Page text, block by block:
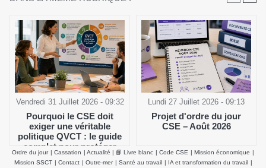
Vendredi 31 Juillet 2026 - 09:32
Pourquoi le CSE doit
exiger une véritable
politique QVCT : le guide
complet pour protéger
durablement la santé
Lundi 27 Juillet 2026 - 09:13
Projet d'ordre du jour
CSE – Août 2026
Ordre du jour | Cassation | Actualité | 📘 Livre blanc | Code CSE | Mission économique |
Mission SSCT | Contact | Outre-mer | Santé au travail | IA et transformation du travail |